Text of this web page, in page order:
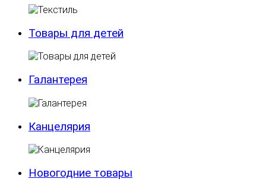
Товары для детей
Галантерея
Канцелярия
Новогодние товары